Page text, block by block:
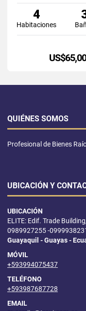
4
Habitaciones
QUIÉNES SOMOS
Profesional de Bienes
UBICACIÓN Y
UBICACIÓN
ELITE: Edif. Trade
0989927255 -
Guayaquil - Guayas -
MÓVIL
+593994075437
TELÉFONO
+593987687728
EMAIL